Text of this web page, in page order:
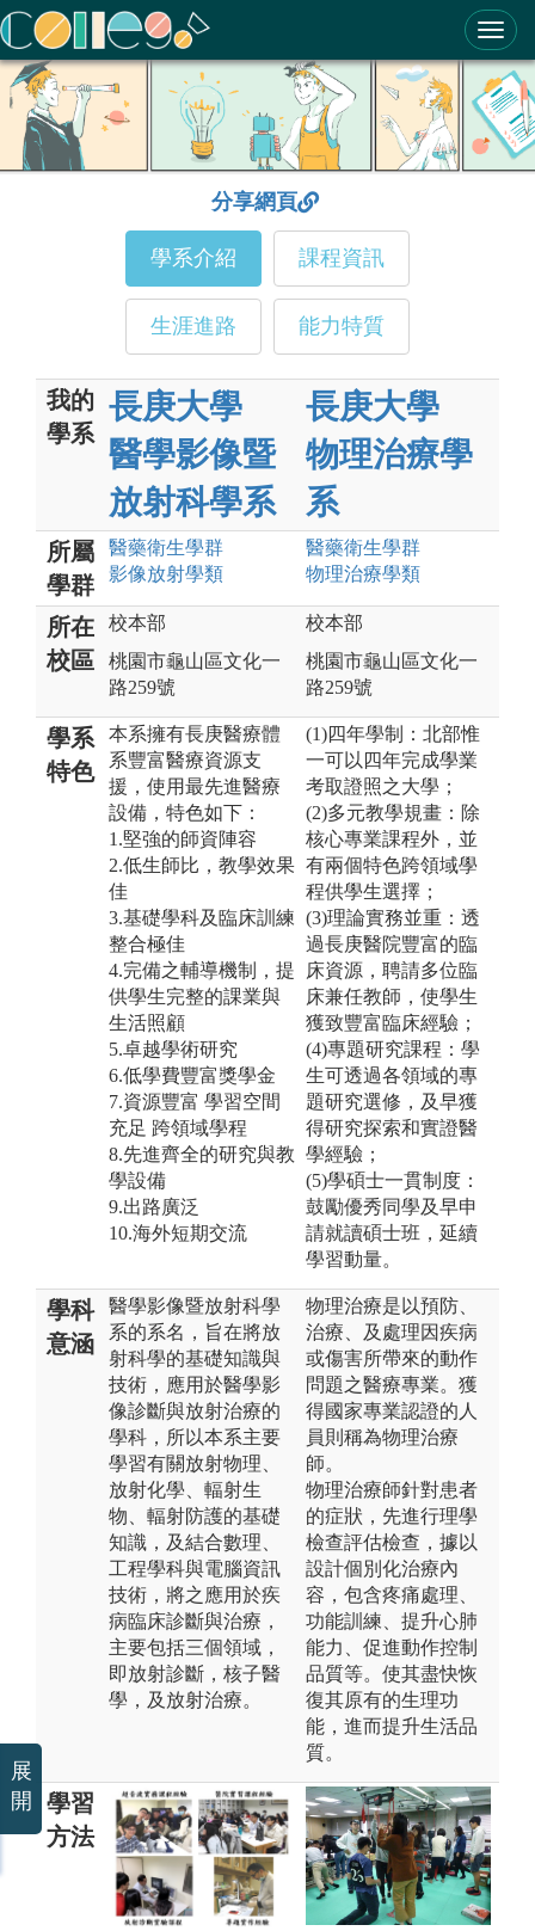
ColleGo! 大學選才與高中育才輔助系統
分享網頁
學系介紹 課程資訊
生涯進路 能力特質
我的
學系
長庚大學
醫學影像暨
放射科學系
長庚大學
物理治療學
系
所屬
學群
醫藥衛生學群
影像放射學類
醫藥衛生學群
物理治療學類
所在
校區
校本部
桃園市龜山區文化一
路259號
校本部
桃園市龜山區文化一
路259號
學系
特色
本系擁有長庚醫療體
系豐富醫療資源支
援，使用最先進醫療
設備，特色如下：
1.堅強的師資陣容
2.低生師比，教學效果
佳
3.基礎學科及臨床訓練
整合極佳
4.完備之輔導機制，提
供學生完整的課業與
生活照顧
5.卓越學術研究
6.低學費豐富獎學金
7.資源豐富 學習空間
充足 跨領域學程
8.先進齊全的研究與教
學設備
9.出路廣泛
10.海外短期交流
(1)四年學制：北部惟
一可以四年完成學業
考取證照之大學；
(2)多元教學規畫：除
核心專業課程外，並
有兩個特色跨領域學
程供學生選擇；
(3)理論實務並重：透
過長庚醫院豐富的臨
床資源，聘請多位臨
床兼任教師，使學生
獲致豐富臨床經驗；
(4)專題研究課程：學
生可透過各領域的專
題研究選修，及早獲
得研究探索和實證醫
學經驗；
(5)學碩士一貫制度：
鼓勵優秀同學及早申
請就讀碩士班，延續
學習動量。
學科
意涵
醫學影像暨放射科學
系的系名，旨在將放
射科學的基礎知識與
技術，應用於醫學影
像診斷與放射治療的
學科，所以本系主要
學習有關放射物理、
放射化學、輻射生
物、輻射防護的基礎
知識，及結合數理、
工程學科與電腦資訊
技術，將之應用於疾
病臨床診斷與治療，
主要包括三個領域，
即放射診斷，核子醫
學，及放射治療。
物理治療是以預防、
治療、及處理因疾病
或傷害所帶來的動作
問題之醫療專業。獲
得國家專業認證的人
員則稱為物理治療
師。
物理治療師針對患者
的症狀，先進行理學
檢查評估檢查，據以
設計個別化治療內
容，包含疼痛處理、
功能訓練、提升心肺
能力、促進動作控制
品質等。使其盡快恢
復其原有的生理功
能，進而提升生活品
質。
學習
方法
展
開